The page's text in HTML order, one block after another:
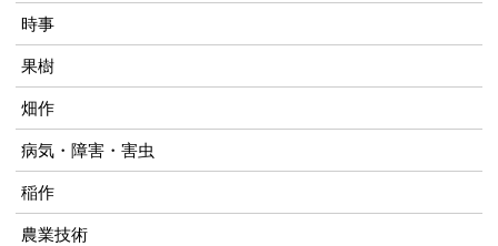
時事
果樹
畑作
病気・障害・害虫
稲作
農業技術